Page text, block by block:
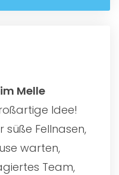
Melle
Idee!
süße Fellnasen,
warten,
Team,